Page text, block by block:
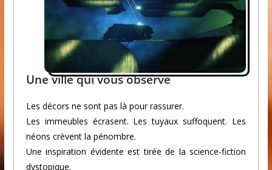
Une ville qui vous observe
Les décors ne sont pas là pour rassurer.
Les immeubles écrasent. Les tuyaux suffoquent. Les
néons crèvent la pénombre.
Une inspiration évidente est tirée de la science-fiction
dystopique.